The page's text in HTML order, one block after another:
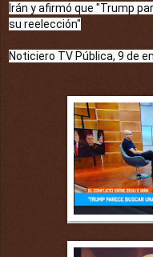
Irán y afirmó que "Trump
su reelección"
Noticiero TV Pública, 9 de